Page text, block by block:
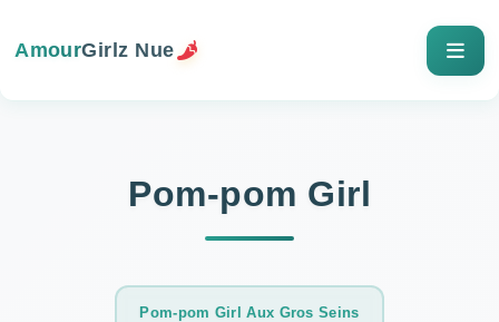
AmourGirlz Nue
Pom-pom Girl
Pom-pom Girl Aux Gros Seins